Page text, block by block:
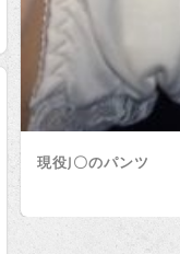
現役J〇のパンツ